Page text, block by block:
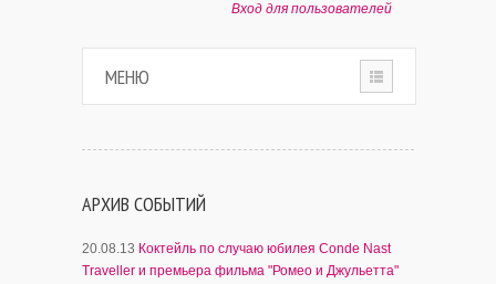
Вход для пользователей
МЕНЮ
ПАРТНЕРАМ
АРХИВ СОБЫТИЙ
20.08.13 Коктейль по случаю юбилея Conde Nast
Traveller и премьера фильма "Ромео и Джульетта"